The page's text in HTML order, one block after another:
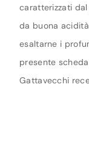
caratterizzati
da buona
esaltarne i
presente
Gattavecchi